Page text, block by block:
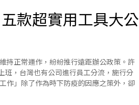
款超實用工具大公
持正常運作，紛紛推行遠距辦公政策。許
，台灣也有公司進行員工分流，施行分
作」除了作為時下防疫的因應之策外，卻